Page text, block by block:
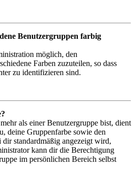
Benutzergruppen farbig
möglich, den
Farben zuzuteilen, so dass
zu identifizieren sind.
als einer Benutzergruppe bist, dient
deine Gruppenfarbe sowie den
dir standardmäßig angezeigt wird,
kann dir die Berechtigung
im persönlichen Bereich selbst